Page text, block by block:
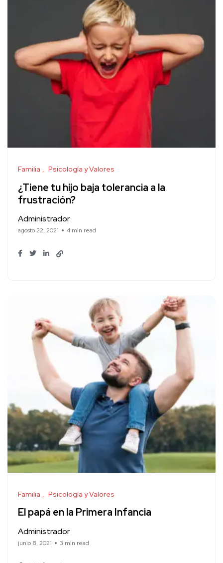
Familia Psicología y Valores
¿Tiene tu hijo baja tolerancia a la
frustración?
Administrador
agosto 22, 2021 4 min read
Familia Psicología y Valores
El papá en la Primera Infancia
Administrador
junio 8, 2021 3 min read